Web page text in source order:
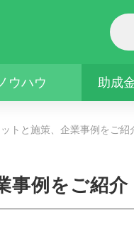
ウハウ 助成
トと施策、企業事例をご紹
例をご紹介